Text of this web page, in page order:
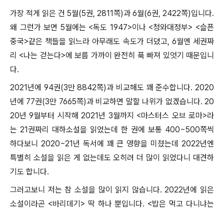
가장 적게 읽은 건 5월(5권, 2811쪽)과 6월(6권, 2422쪽)입니다.
왜 그런가 보면 5월에는 <독도 1947>이나 <청와대정부> <슬픈
중국>같은 책들을 읽느라 아무래도 속도가 더뎠고, 6월엔 세권짜
리 <나는 걷는다>에 보름 가까이 완전히 푹 빠져 있엇기 때문입니
다.
2021년에 94권(3만 8842쪽)과 비교해도 꽤 준수합니다. 2020
년에 77권(3만 7665쪽)과 비교하면 말할 나위가 없겠습니다. 20
20년 9월부터 시작해 2021년 3월까지 <마스터스 오브 로마>라
는 21권짜리 대하소설을 읽었는데 한 권에 보통 400~500쪽씩
하다보니 2020~21년 독서에 꽤 큰 영향을 미쳤는데 2022년엔
특별히 소설을 읽은 게 없는데도 오히려 더 많이 읽었다니 대견하
기도 합니다.
그러고보니 저는 참 소설을 많이 읽지 않습니다. 2022년에 읽은
소설이라곤 <바리데기> 딱 하나 뿐입니다. <밥은 먹고 다니냐는